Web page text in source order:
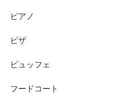
ピアノ
ピザ
ビュッフェ
フードコート